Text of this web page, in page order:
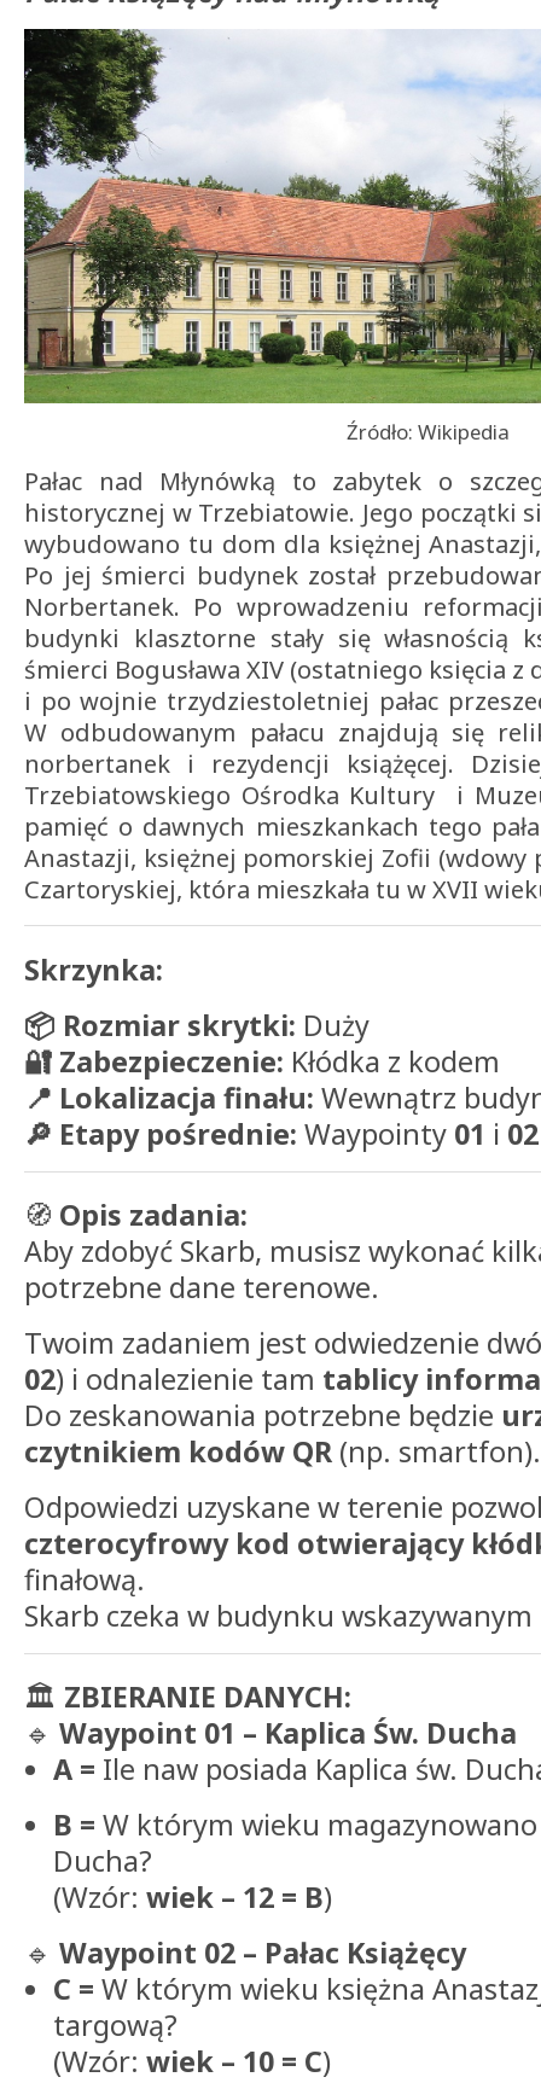
Źródło: Wikipedia
Pałac nad Młynówką to zabytek o
historycznej w Trzebiatowie. Jego początki
wybudowano tu dom dla księżnej
Po jej śmierci budynek został
Norbertanek. Po wprowadzeniu
budynki klasztorne stały się własnością
śmierci Bogusława XIV (ostatniego księcia z
i po wojnie trzydziestoletniej pałac
W odbudowanym pałacu znajdują się
norbertanek i rezydencji książęcej.
Trzebiatowskiego Ośrodka Kultury i
pamięć o dawnych mieszkankach tego
Anastazji, księżnej pomorskiej Zofii (wdowy
Czartoryskiej, która mieszkała tu w XVII
Skrzynka:
📦 Rozmiar skrytki: Duży
🔐 Zabezpieczenie: Kłódka z kodem
📍 Lokalizacja finału: Wewnątrz
🔎 Etapy pośrednie: Waypointy 01 i 02
🧭 Opis zadania:
Aby zdobyć Skarb, musisz wykonać
potrzebne dane terenowe.
Twoim zadaniem jest odwiedzenie
02) i odnalezienie tam tablicy
Do zeskanowania potrzebne będzie
czytnikiem kodów QR (np. smartfon).
Odpowiedzi uzyskane w terenie
czterocyfrowy kod otwierający
finałową.
Skarb czeka w budynku
🏛️ ZBIERANIE DANYCH:
🔹 Waypoint 01 – Kaplica Św. Ducha
A = Ile naw posiada Kaplica św.
B = W którym wieku magazynowano
Ducha?
(Wzór: wiek – 12 = B)
🔹 Waypoint 02 – Pałac Książęcy
C = W którym wieku księżna
targową?
(Wzór: wiek – 10 = C)